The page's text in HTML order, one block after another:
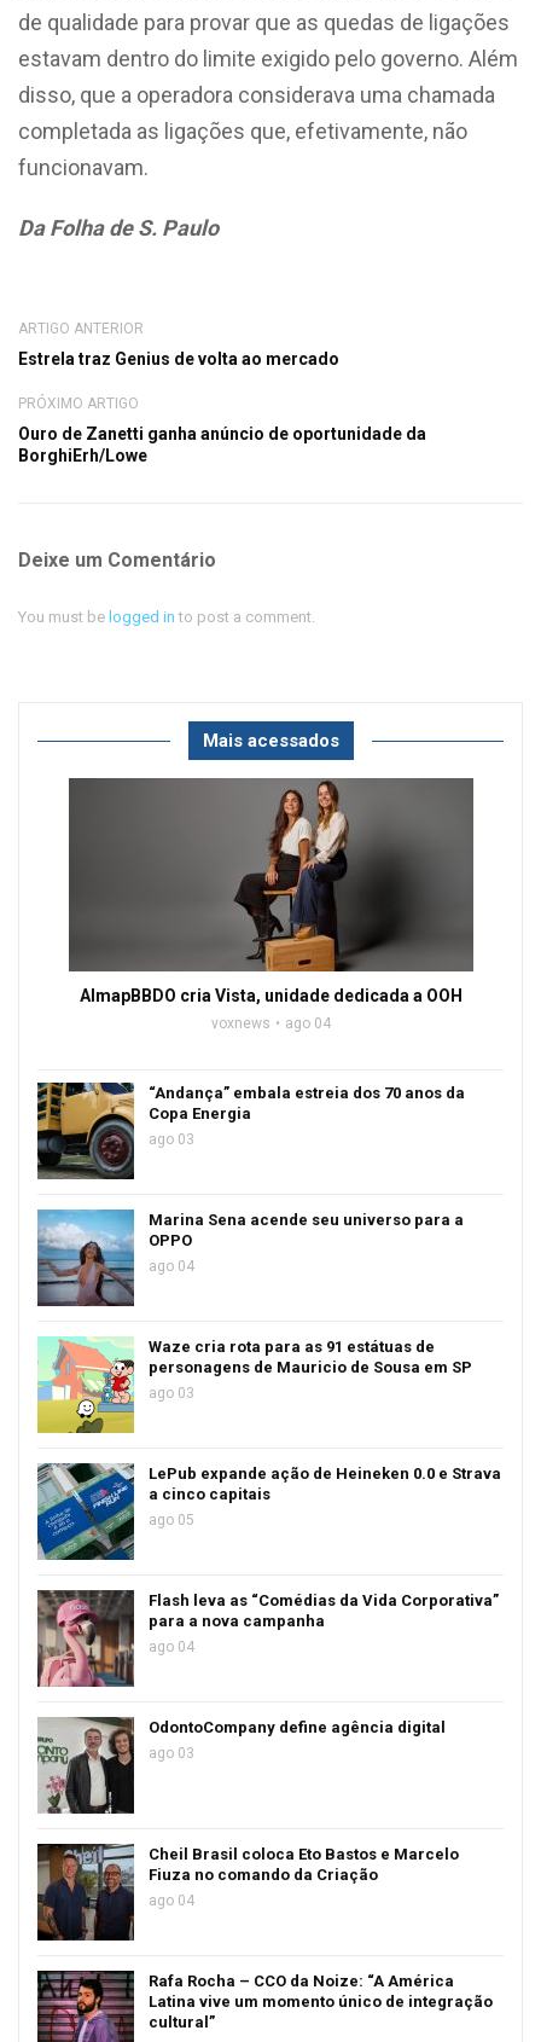
de qualidade para provar que as quedas de ligações
estavam dentro do limite exigido pelo governo. Além
disso, que a operadora considerava uma chamada
completada as ligações que, efetivamente, não
funcionavam.
Da Folha de S. Paulo
ARTIGO ANTERIOR
Estrela traz Genius de volta ao mercado
PRÓXIMO ARTIGO
Ouro de Zanetti ganha anúncio de oportunidade da
BorghiErh/Lowe
Deixe um Comentário
You must be logged in to post a comment.
Mais acessados
AlmapBBDO cria Vista, unidade dedicada a OOH
voxnews ago 04
“Andança” embala estreia dos 70 anos da
Copa Energia
ago 03
Marina Sena acende seu universo para a
OPPO
ago 04
Waze cria rota para as 91 estátuas de
personagens de Mauricio de Sousa em SP
ago 03
LePub expande ação de Heineken 0.0 e Strava
a cinco capitais
ago 05
Flash leva as “Comédias da Vida Corporativa”
para a nova campanha
ago 04
OdontoCompany define agência digital
ago 03
Cheil Brasil coloca Eto Bastos e Marcelo
Fiuza no comando da Criação
ago 04
Rafa Rocha – CCO da Noize: “A América
Latina vive um momento único de integração
cultural”